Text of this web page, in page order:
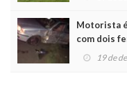
Motorista
com dois
19 de